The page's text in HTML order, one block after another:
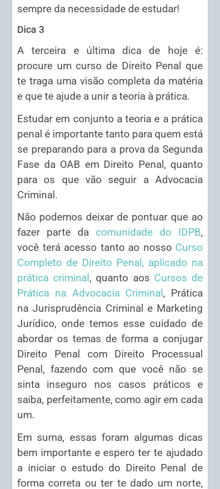
sempre da necessidade de estudar!
Dica 3
A terceira e última dica de hoje é:
procure um curso de Direito Penal que
te traga uma visão completa da matéria
e que te ajude a unir a teoria à prática.
Estudar em conjunto a teoria e a prática
penal é importante tanto para quem está
se preparando para a prova da Segunda
Fase da OAB em Direito Penal, quanto
para os que vão seguir a Advocacia
Criminal.
Não podemos deixar de pontuar que ao
fazer parte da comunidade do IDPB,
você terá acesso tanto ao nosso Curso
Completo de Direito Penal, aplicado na
prática criminal , quanto aos Cursos de
Prática na Advocacia Criminal , Prática
na Jurisprudência Criminal e Marketing
Jurídico, onde temos esse cuidado de
abordar os temas de forma a conjugar
Direito Penal com Direito Processual
Penal, fazendo com que você não se
sinta inseguro nos casos práticos e
saiba, perfeitamente, como agir em cada
um.
Em suma, essas foram algumas dicas
bem importante e espero ter te ajudado
a iniciar o estudo do Direito Penal de
forma correta ou ter te dado um norte,